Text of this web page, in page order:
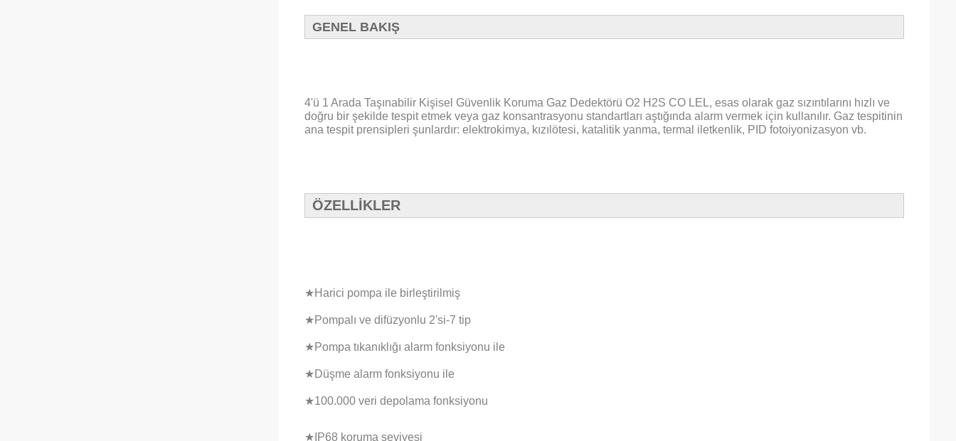
GENEL BAKIŞ
4'ü 1 Arada Taşınabilir Kişisel Güvenlik Koruma Gaz Dedektörü O2 H2S CO LEL, esas olarak gaz sızıntılarını hızlı ve
doğru bir şekilde tespit etmek veya gaz konsantrasyonu standartları aştığında alarm vermek için kullanılır. Gaz tespitinin
ana tespit prensipleri şunlardır: elektrokimya, kızılötesi, katalitik yanma, termal iletkenlik, PID fotoiyonizasyon vb.
ÖZELLİKLER
★Harici pompa ile birleştirilmiş
★Pompalı ve difüzyonlu 2'si-7 tip
★Pompa tıkanıklığı alarm fonksiyonu ile
★Düşme alarm fonksiyonu ile
★100.000 veri depolama fonksiyonu
★IP68 koruma seviyesi